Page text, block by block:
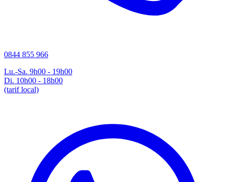
0844 855 966
Lu.-Sa. 9h00 - 19h00
Di. 10h00 - 18h00
(tarif local)